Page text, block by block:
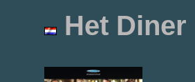
Het Diner